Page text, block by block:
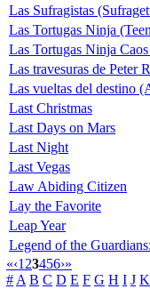
Las Sufragistas
Las Tortugas Ninja
Las Tortugas Ninja
Las travesuras de Peter
Las vueltas del destino
Last Christmas
Last Days on Mars
Last Night
Last Vegas
Law Abiding Citizen
Lay the Favorite
Leap Year
Legend of the
«‹1 23456›»
# A B C D E F G H I J K